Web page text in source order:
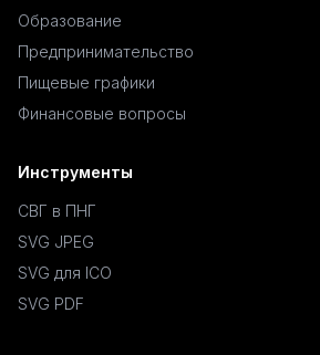
Образование
Предпринимательство
Пищевые графики
Финансовые вопросы
Инструменты
СВГ в ПНГ
SVG JPEG
SVG для ICO
SVG PDF